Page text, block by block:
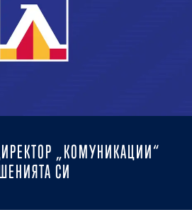
„КОМУНИКАЦИИ“
СИ